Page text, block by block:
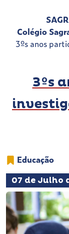
Colégio
3ºs anos
3ºs
Educação
07 de Julho